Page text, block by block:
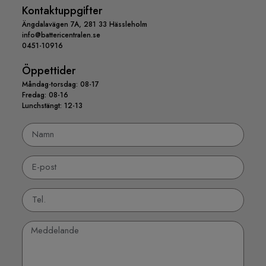
Kontaktuppgifter
Ängdalavägen 7A, 281 33 Hässleholm
info@battericentralen.se
0451-10916
Öppettider
Måndag-torsdag: 08-17
Fredag: 08-16
Lunchstängt: 12-13